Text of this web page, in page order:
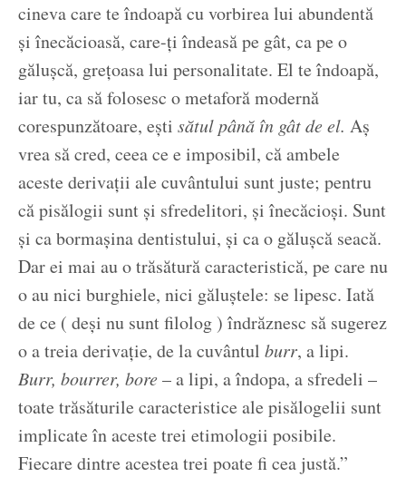
cineva care te îndoapă cu vorbirea lui abundentă
și înecăcioasă, care-ți îndeasă pe gât, ca pe o
gălușcă, grețoasa lui personalitate. El te îndoapă,
iar tu, ca să folosesc o metaforă modernă
corespunzătoare, ești sătul până în gât de el. Aș
vrea să cred, ceea ce e imposibil, că ambele
aceste derivații ale cuvântului sunt juste; pentru
că pisălogii sunt și sfredelitori, și înecăcioși. Sunt
și ca bormașina dentistului, și ca o gălușcă seacă.
Dar ei mai au o trăsătură caracteristică, pe care nu
o au nici burghiele, nici găluștele: se lipesc. Iată
de ce ( deși nu sunt filolog ) îndrăznesc să sugerez
o a treia derivație, de la cuvântul burr, a lipi.
Burr, bourrer, bore– a lipi, a îndopa, a sfredeli –
toate trăsăturile caracteristice ale pisălogelii sunt
implicate în aceste trei etimologii posibile.
Fiecare dintre acestea trei poate fi cea justă.”